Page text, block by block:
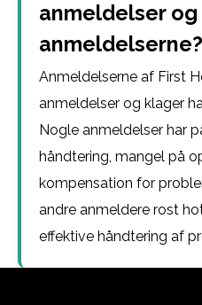
anmeldelser
anmeldelserne?
Anmeldelserne af First
anmeldelser og klager
Nogle anmeldelser har
håndtering, mangel på
kompensation for
andre anmeldere rost
effektive håndtering af